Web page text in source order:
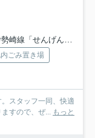
「せんげん台」駅 徒歩28分
ごみ置き場
スタッフ一同、快適
すので、ぜ... もっと